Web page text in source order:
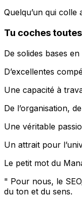
Quelqu’un qui
Tu coches
De solides bases
D’excellentes
Une capacité à
De l’organisation,
Une véritable
Un attrait pour
Le petit mot du
" Pour nous, le
du ton et du sens.